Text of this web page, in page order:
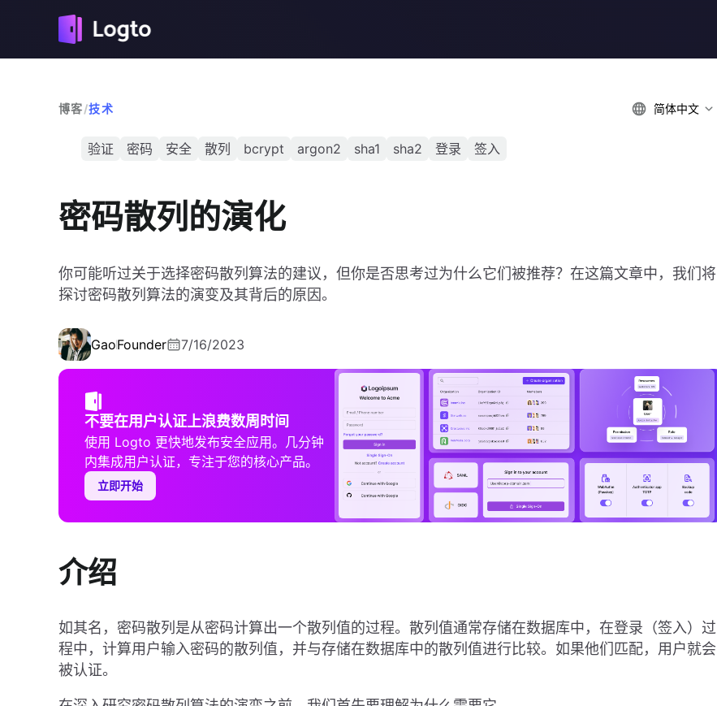
博客/技术 简体中文
验证 密码 安全 散列 bcrypt argon2 sha1 sha2 登录 签入
密码散列的演化
你可能听过关于选择密码散列算法的建议，但你是否思考过为什么它们被推荐？在这篇文章中，我们将
探讨密码散列算法的演变及其背后的原因。
GaoFounder 7/16/2023
不要在用户认证上浪费数周时间
使用 Logto 更快地发布安全应用。几分钟
内集成用户认证，专注于您的核心产品。
立即开始
介绍
如其名，密码散列是从密码计算出一个散列值的过程。散列值通常存储在数据库中，在登录（签入）过
程中，计算用户输入密码的散列值，并与存储在数据库中的散列值进行比较。如果他们匹配，用户就会
被认证。